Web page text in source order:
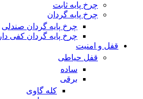
چرخ پایه ثابت
چرخ پایه گردان
چرخ پایه گردان صندلی
چرخ پایه گردان کفی دار
قفل و امنیت
قفل حیاطی
ساده
برقی
کله گاوی